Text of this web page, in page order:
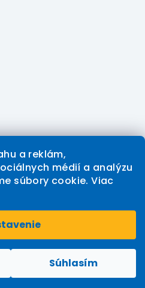
a reklám,
médií a analýzu
súbory cookie. Viac
Súhlasím
nastavenie cookies
Shoptet